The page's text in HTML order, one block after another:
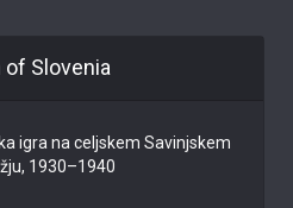
of Slovenia
igra na celjskem Savinjskem
1930–1940